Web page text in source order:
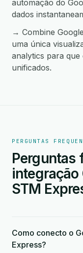
automação do
dados
→ Combine
uma única
analytics para
unificados.
PERGUNTAS
Perguntas
integração
STM
Como conecto o
Express?